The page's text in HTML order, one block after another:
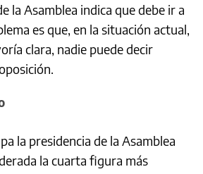
la Asamblea indica que debe ir a
es que, en la situación actual,
clara, nadie puede decir
la presidencia de la Asamblea
la cuarta figura más